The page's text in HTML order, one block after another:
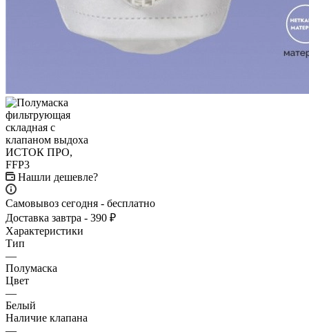
Нашли дешевле?
Самовывоз сегодня - бесплатно
Доставка завтра - 390 ₽
Характеристики
Тип
—
Полумаска
Цвет
—
Белый
Наличие клапана
—